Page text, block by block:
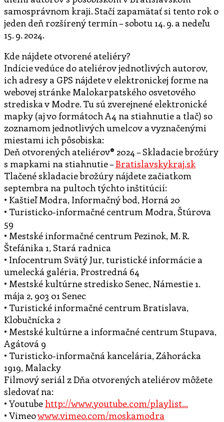
samosprávnom kraji. Stačí zapamätať si tento rok o
jeden deň rozšírený termín – sobotu 14. 9. a nedeľu
15. 9. 2024.
Kde nájdete otvorené ateliéry?
Indície vedúce do ateliérov jednotlivých autorov,
ich adresy a GPS nájdete v elektronickej forme na
webovej stránke Malokarpatského osvetového
strediska v Modre. Tu sú zverejnené elektronické
mapky (aj vo formátoch A4 na stiahnutie a tlač) so
zoznamom jednotlivých umelcov a vyznačenými
miestami ich pôsobiska:
Deň otvorených ateliérov® 2024 – Skladacie brožúry
s mapkami na stiahnutie –Bratislavskykraj.sk
Tlačené skladacie brožúry nájdete začiatkom
septembra na pultoch týchto inštitúcií:
• Kaštieľ Modra, Informačný bod, Horná 20
• Turisticko-informačné centrum Modra, Štúrova
59
• Mestské informačné centrum Pezinok, M. R.
Štefánika 1, Stará radnica
• Infocentrum Svätý Jur, turistické informácie a
umelecká galéria, Prostredná 64
• Mestské kultúrne stredisko Senec, Námestie 1.
mája 2, 903 01 Senec
• Turistické informačné centrum Bratislava,
Klobučnícka 2
• Mestské kultúrne a informačné centrum Stupava,
Agátová 9
• Turisticko-informačná kancelária, Záhorácka
1919, Malacky
Filmový seriál z Dňa otvorených ateliérov môžete
sledovať na:
• Youtube http://www.youtube.com/playlist…
• Vimeowww.vimeo.com/moskamodra